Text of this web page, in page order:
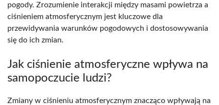
pogody. Zrozumienie interakcji między masami powietrza a
ciśnieniem atmosferycznym jest kluczowe dla
przewidywania warunków pogodowych i dostosowywania
się do ich zmian.
Jak ciśnienie atmosferyczne wpływa na
samopoczucie ludzi?
Zmiany w ciśnieniu atmosferycznym znacząco wpływają na